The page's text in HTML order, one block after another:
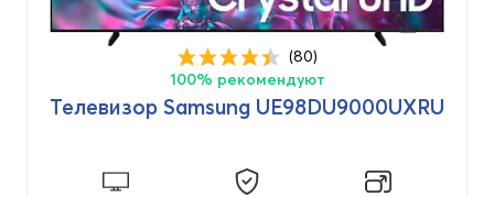
Диагональ
98" (235 см)
(80)
100% рекомендуют
Телевизор Samsung UE98DU9000UXRU